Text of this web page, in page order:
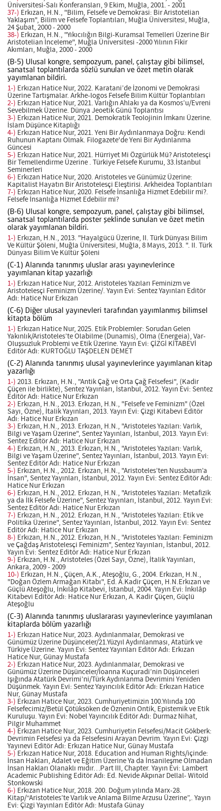
Üniversitesi-Salı Konferansları, 9 Ekim, Muğla, 2001. - 2001
37-) Erkızan, H.N., "Bilim, Felsefe ve Demokrasi: Bir Aristotelian
Yaklaşım", Bilim ve Felsefe Toplantıları, Muğla Üniversitesi, Muğla,
24 Şubat, 2000 - 2000
38-) Erkızan, H.N., "Yıkıcılığın Bilgi-Kuramsal Temelleri Üzerine Bir
Aristotelian İnceleme", Muğla Üniversitesi -2000 Yılının Fikir
Akımları, Muğla, 2000 - 2000
(B-5) Ulusal kongre, sempozyum, panel, çalıştay gibi bilimsel,
sanatsal toplantılarda sözlü sunulan ve özet metin olarak
yayımlanan bildiri.
1-) Erkızan Hatice Nur, 2022. Karatani’de İzonomi ve Demokrasi
Üzerine Tartışmalar. Arkhe-logos Felsefe Bilim Kültür Toplantıları
2-) Erkızan Hatice Nur, 2021. Varlığın Ahlakı ya da Kosmos’u/Evreni
Sevebilmek Üzerine. Dünya Jeoetik Günü Toplantısı
3-) Erkızan Hatice Nur, 2021. Demokratik Teolojinin İmkanı Üzerine.
İslam Düşünce Kitaplığı
4-) Erkızan Hatice Nur, 2021. Yeni Bir Aydınlanmaya Doğru: Kendi
Ruhunun Kaptanı Olmak. Filogazete'de Yeni Bir Aydınlanma
Güncesi
5-) Erkızan Hatice Nur, 2021. Hürriyet Mi Özgürlük Mü? Aristotelesçi
Bir Temellendirme Üzerine . Türkiye Felsefe Kurumu, 33.İstanbul
Seminerleri
6-) Erkızan Hatice Nur, 2020. Aristoteles ve Günümüz Üzerine:
Kapitalist Hayatın Bir Aristotelesçi Eleştirisi. Arkheidea Toplantıları
7-) Erkızan Hatice Nur, 2020. Felsefe İnsanlığa Hizmet Edebilir mi?.
Felsefe İnsanlığa Hizmet Edebilir mi?
(B-6) Ulusal kongre, sempozyum, panel, çalıştay gibi bilimsel,
sanatsal toplantılarda poster şeklinde sunulan ve özet metin
olarak yayımlanan bildiri.
1-) Erkızan, H.N., 2013. "Hayalgücü Üzerine, II. Türk Dünyası Bilim
Ve Kültür Şöleni, Muğla Üniversitesi, Muğla, 8 Mayıs, 2013. ". II. Türk
Dünyası Bilim Ve Kültür Şöleni
(C-1) Alanında tanınmış uluslar arası yayınevlerince
yayımlanan kitap yazarlığı
1-) Erkızan Hatice Nur, 2012. Aristoteles Yazıları Feminizm ve
Aristotelesçi Feminizm Üzerine/. Yayın Evi: Sentez Yayınları Editör
Adı: Hatice Nur Erkızan
(C-6) Diğer ulusal yayınevleri tarafından yayımlanmış bilimsel
kitapta bölüm
1-) Erkızan Hatice Nur, 2025. Etik Problemler: Sorudan Gelen
Yakınlık/Aristoteles’te Olabilme (Dunamis), Olma (Energeia), Var-
Oluşsuzluk Problemi ve Etik Üzerine. Yayın Evi: ÇİZGİ KİTABEVİ
Editör Adı: KURTOĞLU TAŞDELEN DEMET
(C-2) Alanında tanınmış ulusal yayınevlerince yayımlanan kitap
yazarlığı
1-) 2013. Erkızan, H.N., "Antik Çağ ve Orta Çağ Felsefesi", (Kadir
Çüçen ile birlikte), Sentez Yayınları, İstanbul, 2012. Yayın Evi: Sentez
Editör Adı: Hatice Nur Erkızan
2-) Erkızan, H.N., 2013. Erkızan, H.N., "Felsefe ve Feminizm" (Özel
Sayı, Özne), İtalik Yayınları, 2013. Yayın Evi: Çizgi Kitabevi Editör
Adı: Hatice Nur Erkızan
3-) Erkızan, H.N., 2013. Erkızan, H.N., "Aristoteles Yazıları: Varlık,
Bilgi ve Yaşam Üzerine", Sentez Yayınları, İstanbul, 2013. Yayın Evi:
Sentez Editör Adı: Hatice Nur Erkızan
4-) Erkızan, H.N., 2013. Erkızan, H.N., "Aristoteles Yazıları: Varlık,
Bilgi ve Yaşam Üzerine", Sentez Yayınları, İstanbul, 2013. Yayın Evi:
Sentez Editör Adı: Hatice Nur Erkızan
5-) Erkızan, H.N., 2012. Erkızan, H.N., "Aristoteles’ten Nussbaum’a
İnsan", Sentez Yayınları, İstanbul, 2012. Yayın Evi: Sentez Editör Adı:
Hatice Nur Erkızan
6-) Erkızan, H.N., 2012. Erkızan, H.N., "Aristoteles Yazıları: Metafizik
ya da İlk Felsefe Üzerine", Sentez Yayınları, İstanbul, 2012. Yayın Evi:
Sentez Editör Adı: Hatice Nur Erkızan
7-) Erkızan, H.N., 2012. Erkızan, H.N., "Aristoteles Yazıları: Etik ve
Politika Üzerine", Sentez Yayınları, İstanbul, 2012. Yayın Evi: Sentez
Editör Adı: Hatice Nur Erkızan
8-) Erkızan, H.N., 2012. Erkızan, H.N., "Aristoteles Yazıları: Feminizm
ve Çağdaş Aristotelesçi Feminizm", Sentez Yayınları, İstanbul, 2012.
Yayın Evi: Sentez Editör Adı: Hatice Nur Erkızan
9-) Erkızan, H.N., Aristoteles (Özel Sayı, Özne), İtalik Yayınları,
Ankara, 2009 - 2009
10-) Erkızan, H.N., Çüçen, A.K., Ateşoğlu, G., 2004. Erkızan, H.N.,
"Doğan Özlem Armağan Kitabı", Ed. A.Kadir Çüçen, H.N.Erkızan ve
Güçlü Ateşoğlu, İnkılâp Kitabevi, İstanbul, 2004. Yayın Evi: İnkılâp
Kitabevi Editör Adı: Hatice Nur Erkızan, A. Kadir Çüçen, Güçlü
Ateşoğlu
(C-3) Alanında tanınmış uluslararası yayınevlerince yayımlanan
kitaplarda bölüm yazarlığı
1-) Erkızan Hatice Nur, 2023. Aydınlanmalar, Demokrasi ve
Günümüz Üzerine Düşünceler/21.Yüzyıl Aydınlanması, Atatürk ve
Türkiye Üzerine. Yayın Evi: Sentez Yayınları Editör Adı: Erkızan
Hatice Nur, Günay Mustafa
2-) Erkızan Hatice Nur, 2023. Aydınlanmalar, Demokrasi ve
Günümüz Üzerine Düşünceler/İoanna Kuçuradi’nin Düşünceleri
Işığında Atatürk Devrimi’ni/Türk Aydınlanma Devrimini Yeniden
Düşünmek. Yayın Evi: Sentez Yayıncılık Editör Adı: Erkızan Hatice
Nur, Günay Mustafa
3-) Erkızan Hatice Nur, 2023. Cumhuriyetimizin 100.Yılında 100
Felsefecimiz/Betül Çötüksöken de Öznenin Ontik, Epistemik ve Etik
Kuruluşu. Yayın Evi: Nobel Yayıncılık Editör Adı: Durmaz Nihat,
Pilgir Muhammet
4-) Erkızan Hatice Nur, 2023. Cumhuriyetin Felsefesi/Macit Gökberk:
Devrimin Felsefesi ya da Felsefesini Arayan Devrim. Yayın Evi: Çizgi
Yayınevi Editör Adı: Erkızan Hatice Nur, Günay Mustafa
5-) Erkızan Hatice Nur, 2018. Education and Human Rights/içinde:
İnsan Hakları, Adalet ve Eğitim Üzerine Ya da İnsanileşme Olmadan
İnsan Hakları Olanaklı mıdır…Part III, Chapter. Yayın Evi: Lambert
Academic Publishing Editör Adı: Ed. Nevide Akpınar Dellal- Witold
Stonkowski
6-) Erkızan Hatice Nur, 2018. 200. Doğum yılında Marx-28.
Kitap/“Aristoteles’te Varlık ve Anlama Bilme Arzusu Üzerine”,. Yayın
Evi: Çizgi Yayınları Editör Adı: Mustafa Günay